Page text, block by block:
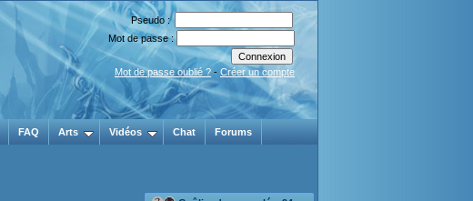
Pseudo :
Mot de passe :
Mot de passe oublié ? - Créer un compte
FAQ Arts Vidéos Chat Forums